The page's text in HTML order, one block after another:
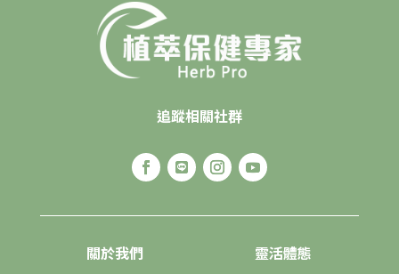
追蹤相關社群
關於我們
靈活體態